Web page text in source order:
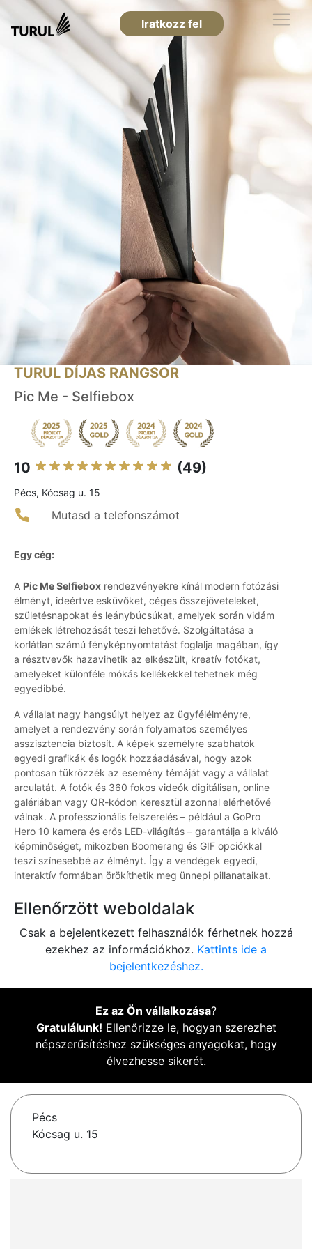
Iratkozz fel
TURUL DÍJAS RANGSOR
Pic Me - Selfiebox
10 (49)
Pécs, Kócsag u. 15
Mutasd a telefonszámot
Egy cég:
A Pic Me Selfiebox rendezvényekre kínál modern fotózási
élményt, ideértve esküvőket, céges összejöveteleket,
születésnapokat és leánybúcsúkat, amelyek során vidám
emlékek létrehozását teszi lehetővé. Szolgáltatása a
korlátlan számú fényképnyomtatást foglalja magában, így
a résztvevők hazavihetik az elkészült, kreatív fotókat,
amelyeket különféle mókás kellékekkel tehetnek még
egyedibbé.
A vállalat nagy hangsúlyt helyez az ügyfélélményre,
amelyet a rendezvény során folyamatos személyes
asszisztencia biztosít. A képek személyre szabhatók
egyedi grafikák és logók hozzáadásával, hogy azok
pontosan tükrözzék az esemény témáját vagy a vállalat
arculatát. A fotók és 360 fokos videók digitálisan, online
galériában vagy QR-kódon keresztül azonnal elérhetővé
válnak. A professzionális felszerelés – például a GoPro
Hero 10 kamera és erős LED-világítás – garantálja a kiváló
képminőséget, miközben Boomerang és GIF opciókkal
teszi színesebbé az élményt. Így a vendégek egyedi,
interaktív formában örökíthetik meg ünnepi pillanataikat.
Ellenőrzött weboldalak
Csak a bejelentkezett felhasználók férhetnek hozzá
ezekhez az információkhoz. Kattints ide a
bejelentkezéshez.
Ez az Ön vállalkozása?
Gratulálunk! Ellenőrizze le, hogyan szerezhet
népszerűsítéshez szükséges anyagokat, hogy
élvezhesse sikerét.
Pécs
Kócsag u. 15